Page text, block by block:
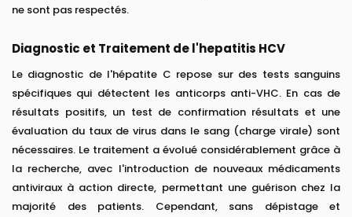
ne sont pas respectés.
Diagnostic et Traitement de l'hepatitis HCV
Le diagnostic de l'hépatite C repose sur des tests sanguins
spécifiques qui détectent les anticorps anti-VHC. En cas de
résultats positifs, un test de confirmation résultats et une
évaluation du taux de virus dans le sang (charge virale) sont
nécessaires. Le traitement a évolué considérablement grâce à
la recherche, avec l'introduction de nouveaux médicaments
antiviraux à action directe, permettant une guérison chez la
majorité des patients. Cependant, sans dépistage et